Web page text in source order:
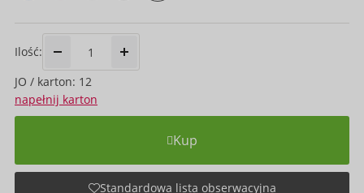
Ilość:
JO / karton: 12
napełnij karton
Kup
Standardowa lista obserwacyjna